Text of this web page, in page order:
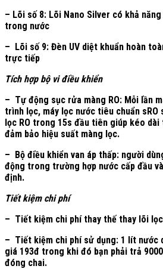
– Lõi số 8: Lõi Nano Silver có khả
trong nước
– Lõi số 9: Đèn UV diệt khuẩn hoàn
trực tiếp
Tích hợp bộ vi điều khiển
– Tự động sục rửa màng RO: Mỗi lần
trình lọc, máy lọc nước tiêu chuẩn
lọc RO trong 15s đầu tiên giúp kéo dài
đảm bảo hiệu suất màng lọc.
– Bộ điều khiển van áp thấp: người
động trong trường hợp nước cấp đầu
định.
Tiết kiệm chi phí
– Tiết kiệm chi phí thay thế thay lõi
– Tiết kiệm chi phí sử dụng: 1 lít nước
giá 193đ trong khi đó bạn phải trả
đóng chai.